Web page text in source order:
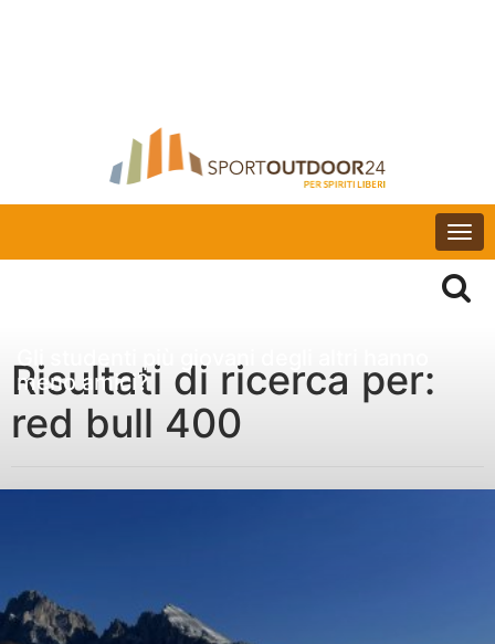
Risultati di ricerca per:
red bull 400
Gli studenti più giovani degli altri hanno
meno amici?